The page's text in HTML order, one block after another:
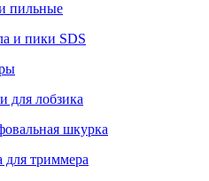
пильные
и пики SDS
для лобзика
шкурка
для триммера